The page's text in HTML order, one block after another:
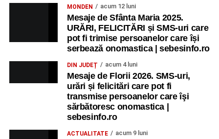
MONDEN acum 12 luni
Mesaje de Sfânta Maria 2025.
URĂRI, FELICITĂRI și SMS-uri care
pot fi trimise persoanelor care își
serbează onomastica | sebesinfo.ro
DIN JUDEȚ acum 4 luni
Mesaje de Florii 2026. SMS-uri,
urări și felicitări care pot fi
transmise persoanelor care îşi
sărbătoresc onomastica |
sebesinfo.ro
ACTUALITATE acum 9 luni